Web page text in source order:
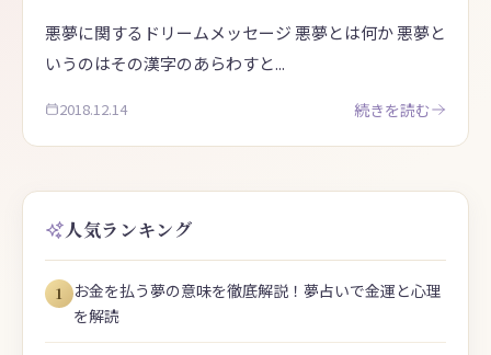
悪夢に関するドリームメッセージ 悪夢とは何か 悪夢と
いうのはその漢字のあらわすと...
2018.12.14 続きを読む
人気ランキング
1
お金を払う夢の意味を徹底解説！夢占いで金運と心理
を解読